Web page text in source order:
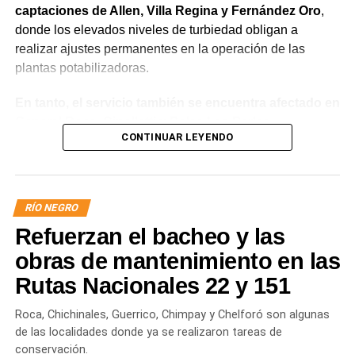
captaciones de Allen, Villa Regina y Fernández Oro,
donde los elevados niveles de turbiedad obligan a
realizar ajustes permanentes en la operación de las
plantas potabilizadoras.
General Roca, Cipolletti y Balsa Las Perlas,
localidades donde podrían registrarse bajas de
trabaja para sostener la producción de agua potable.
Por otra parte, en Gral. E. Godoy se registran valores de
turbiedad cercanos a 80 NTU, mientras que en
Chichinales rondan los 10 NTU. En ambos casos, las
plantas continúan funcionando con monitoreo
permanente.
Los equipos técnicos de Aguas Rionegrinas mantienen
un seguimiento constante de la evolución de la turbiedad
CONTINUAR LEYENDO
RÍO NEGRO
Refuerzan el bacheo y las
obras de mantenimiento en las
Rutas Nacionales 22 y 151
Roca, Chichinales, Guerrico, Chimpay y Chelforó son algunas
de las localidades donde ya se realizaron tareas de
conservación.